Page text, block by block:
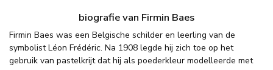
biografie van Firmin Baes
Firmin Baes was een Belgische schilder en leerling van de
symbolist Léon Frédéric. Na 1908 legde hij zich toe op het
gebruik van pastelkrijt dat hij als poederkleur modelleerde met